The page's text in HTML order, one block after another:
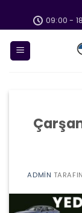
09:00 -
ADMIN